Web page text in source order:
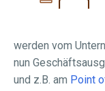
werden vom
nun
und z.B. am Point